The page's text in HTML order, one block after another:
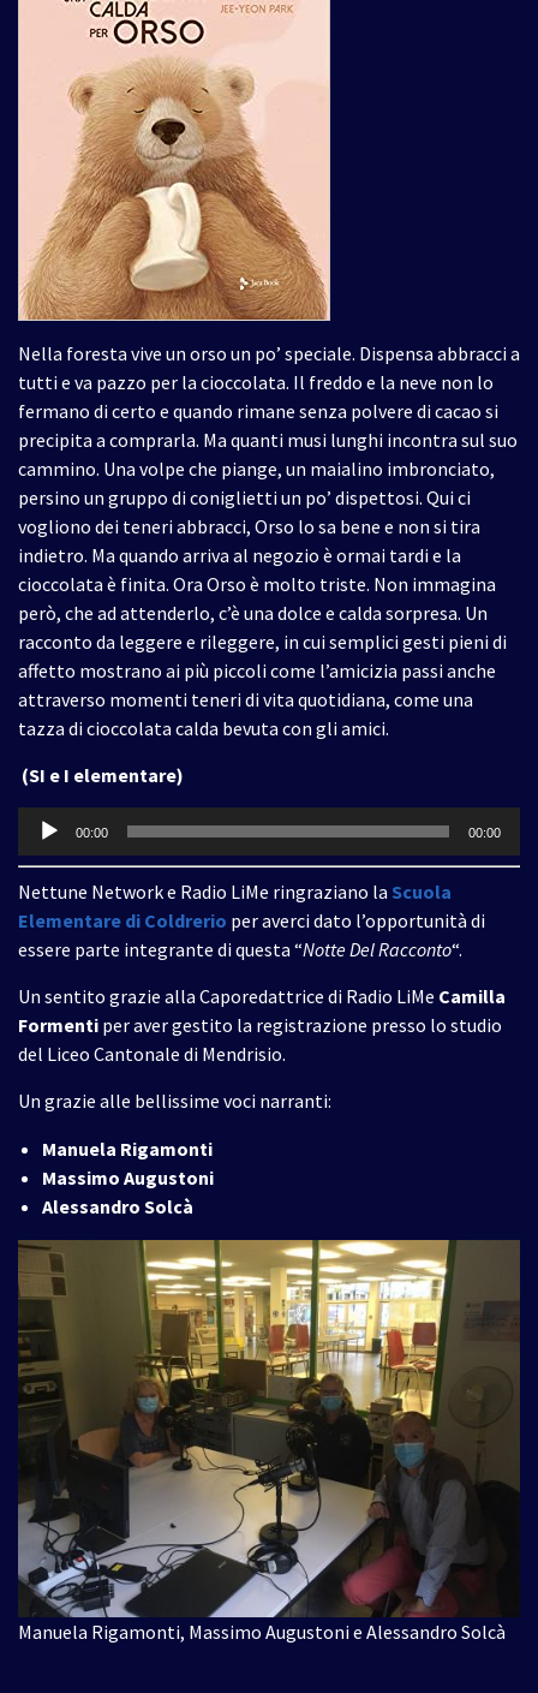
Nella foresta vive un orso un po’ speciale. Dispensa abbracci a
tutti e va pazzo per la cioccolata. Il freddo e la neve non lo
fermano di certo e quando rimane senza polvere di cacao si
precipita a comprarla. Ma quanti musi lunghi incontra sul suo
cammino. Una volpe che piange, un maialino imbronciato,
persino un gruppo di coniglietti un po’ dispettosi. Qui ci
vogliono dei teneri abbracci, Orso lo sa bene e non si tira
indietro. Ma quando arriva al negozio è ormai tardi e la
cioccolata è finita. Ora Orso è molto triste. Non immagina
però, che ad attenderlo, c’è una dolce e calda sorpresa. Un
racconto da leggere e rileggere, in cui semplici gesti pieni di
affetto mostrano ai più piccoli come l’amicizia passi anche
attraverso momenti teneri di vita quotidiana, come una
tazza di cioccolata calda bevuta con gli amici.
(SI e I elementare)
Audio
Player
00:00 00:00
Nettune Network e Radio LiMe ringraziano la Scuola
Elementare di Coldrerio per averci dato l’opportunità di
essere parte integrante di questa “Notte Del Racconto“.
Un sentito grazie alla Caporedattrice di Radio LiMe Camilla
Formenti per aver gestito la registrazione presso lo studio
del Liceo Cantonale di Mendrisio.
Un grazie alle bellissime voci narranti:
Manuela Rigamonti
Massimo Augustoni
Alessandro Solcà
Manuela Rigamonti, Massimo Augustoni e Alessandro Solcà